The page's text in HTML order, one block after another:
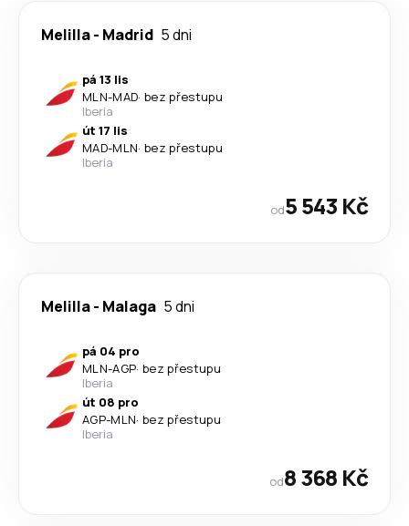
Melilla- Madrid 5 dni
pá 13 lis
MLN-MAD· bez přestupu
Iberia
út 17 lis
MAD-MLN· bez přestupu
Iberia
od5 543 Kč
Melilla- Malaga 5 dni
pá 04 pro
MLN-AGP· bez přestupu
Iberia
út 08 pro
AGP-MLN· bez přestupu
Iberia
od8 368 Kč